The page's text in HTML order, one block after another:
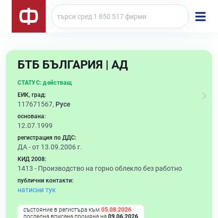
БТБ БЪЛГАРИЯ | АД
СТАТУС: действащ
ЕИК, град:
117671567, Русе
основана:
12.07.1999
регистрация по ДДС:
ДА - от 13.09.2006 г.
КИД 2008:
1413 - Производство на горно облекло без работно
публични контакти:
натисни тук
състояние в регистъра към 05.08.2026
последна вписана промяна на 09.06.2026